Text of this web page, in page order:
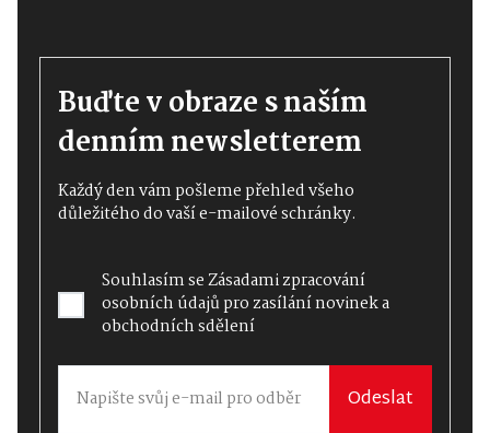
Buďte v obraze s naším
denním newsletterem
Každý den vám pošleme přehled všeho
důležitého do vaší e-mailové schránky.
Souhlasím seZásadami zpracování
osobních údajůpro zasílání novinek a
obchodních sdělení
Odeslat